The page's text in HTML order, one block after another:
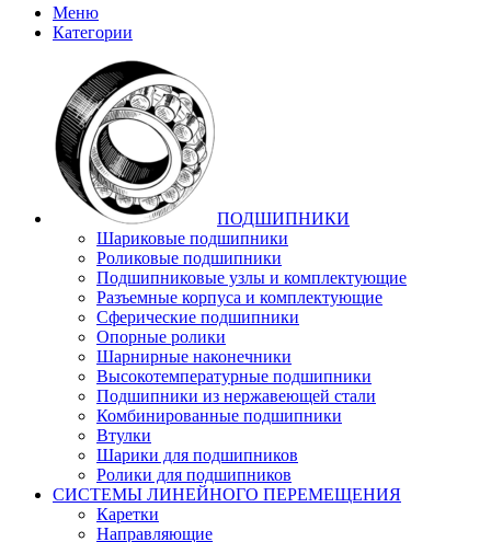
Меню
Категории
ПОДШИПНИКИ
Шариковые подшипники
Роликовые подшипники
Подшипниковые узлы и комплектующие
Разъемные корпуса и комплектующие
Сферические подшипники
Опорные ролики
Шарнирные наконечники
Высокотемпературные подшипники
Подшипники из нержавеющей стали
Комбинированные подшипники
Втулки
Шарики для подшипников
Ролики для подшипников
СИСТЕМЫ ЛИНЕЙНОГО ПЕРЕМЕЩЕНИЯ
Каретки
Направляющие